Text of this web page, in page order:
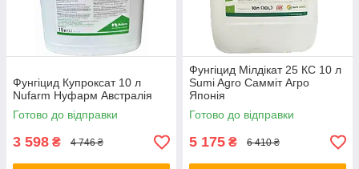
Фунгіцид Купроксат 10 л
Nufarm Нуфарм Австралія
Готово до відправки
3 598 ₴ 4 746 ₴
Фунгіцид Мілдікат 25 КС 10 л
Sumi Agro Самміт Агро
Японія
Готово до відправки
5 175 ₴ 6 410 ₴